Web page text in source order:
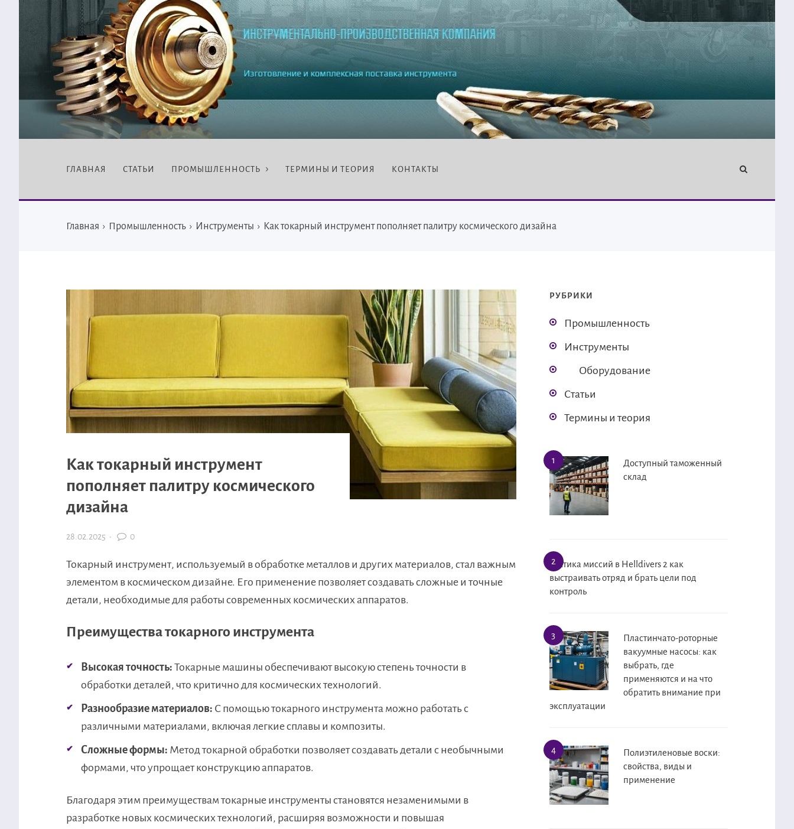
ГЛАВНАЯ СТАТЬИ ПРОМЫШЛЕННОСТЬ ТЕРМИНЫ И ТЕОРИЯ КОНТАКТЫ
Главная › Промышленность › Инструменты › Как токарный инструмент пополняет палитру космического дизайна
Как токарный инструмент
пополняет палитру космического
дизайна
28.02.2025 · 0
Токарный инструмент, используемый в обработке металлов и других материалов, стал важным
элементом в космическом дизайне. Его применение позволяет создавать сложные и точные
детали, необходимые для работы современных космических аппаратов.
Преимущества токарного инструмента
Высокая точность: Токарные машины обеспечивают высокую степень точности в
обработки деталей, что критично для космических технологий.
Разнообразие материалов: С помощью токарного инструмента можно работать с
различными материалами, включая легкие сплавы и композиты.
Сложные формы: Метод токарной обработки позволяет создавать детали с необычными
формами, что упрощает конструкцию аппаратов.
Благодаря этим преимуществам токарные инструменты становятся незаменимыми в
разработке новых космических технологий, расширяя возможности и повышая
РУБРИКИ
Промышленность
Инструменты
Оборудование
Статьи
Термины и теория
Доступный таможенный
склад
Тактика миссий в Helldivers 2 как
выстраивать отряд и брать цели под
контроль
Пластинчато-роторные
вакуумные насосы: как
выбрать, где
применяются и на что
обратить внимание при
эксплуатации
Полиэтиленовые воски:
свойства, виды и
применение